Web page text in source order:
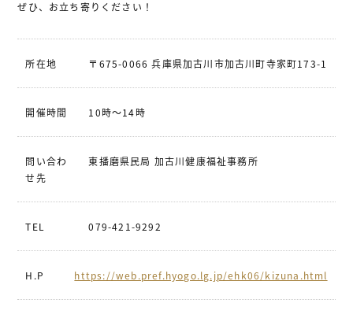
ぜひ、お立ち寄りください！
所在地 〒675-0066 兵庫県加古川市加古川町寺家町173-1
開催時間 10時～14時
問い合わ
せ先
東播磨県民局 加古川健康福祉事務所
TEL 079-421-9292
H.P https://web.pref.hyogo.lg.jp/ehk06/kizuna.html